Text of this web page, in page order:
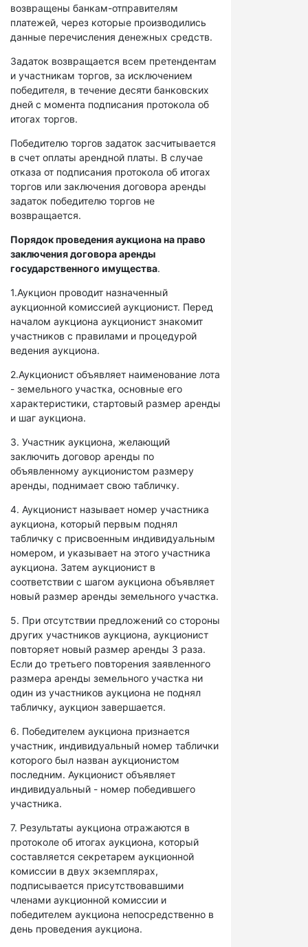
возвращены банкам-отправителям
платежей, через которые производились
данные перечисления денежных средств.
Задаток возвращается всем претендентам
и участникам торгов, за исключением
победителя, в течение десяти банковских
дней с момента подписания протокола об
итогах торгов.
Победителю торгов задаток засчитывается
в счет оплаты арендной платы. В случае
отказа от подписания протокола об итогах
торгов или заключения договора аренды
задаток победителю торгов не
возвращается.
Порядок проведения аукциона на право
заключения договора аренды
государственного имущества.
1.Аукцион проводит назначенный
аукционной комиссией аукционист. Перед
началом аукциона аукционист знакомит
участников с правилами и процедурой
ведения аукциона.
2.Аукционист объявляет наименование лота
- земельного участка, основные его
характеристики, стартовый размер аренды
и шаг аукциона.
3. Участник аукциона, желающий
заключить договор аренды по
объявленному аукционистом размеру
аренды, поднимает свою табличку.
4. Аукционист называет номер участника
аукциона, который первым поднял
табличку с присвоенным индивидуальным
номером, и указывает на этого участника
аукциона. Затем аукционист в
соответствии с шагом аукциона объявляет
новый размер аренды земельного участка.
5. При отсутствии предложений со стороны
других участников аукциона, аукционист
повторяет новый размер аренды 3 раза.
Если до третьего повторения заявленного
размера аренды земельного участка ни
один из участников аукциона не поднял
табличку, аукцион завершается.
6. Победителем аукциона признается
участник, индивидуальный номер таблички
которого был назван аукционистом
последним. Аукционист объявляет
индивидуальный - номер победившего
участника.
7. Результаты аукциона отражаются в
протоколе об итогах аукциона, который
составляется секретарем аукционной
комиссии в двух экземплярах,
подписывается присутствовавшими
членами аукционной комиссии и
победителем аукциона непосредственно в
день проведения аукциона.